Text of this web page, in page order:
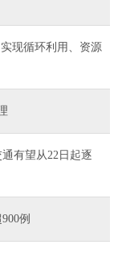
现循环利用、资源
有望从22日起逐
例